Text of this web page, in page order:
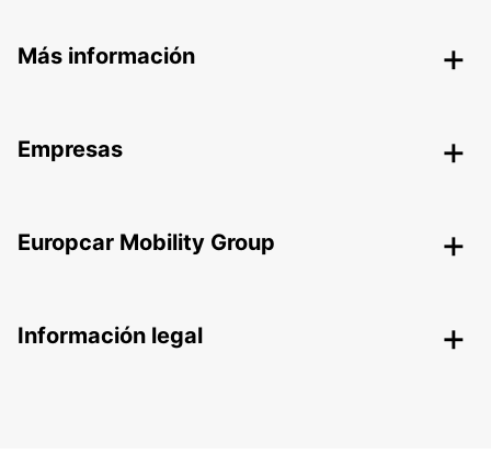
Más información
Empresas
Europcar Mobility Group
Información legal